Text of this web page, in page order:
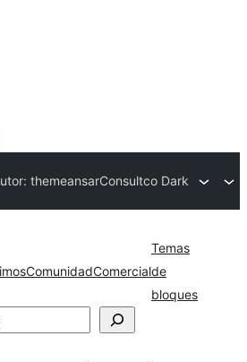
themeansarConsultco Dark
ComunidadComercial
Temas
de
bloques